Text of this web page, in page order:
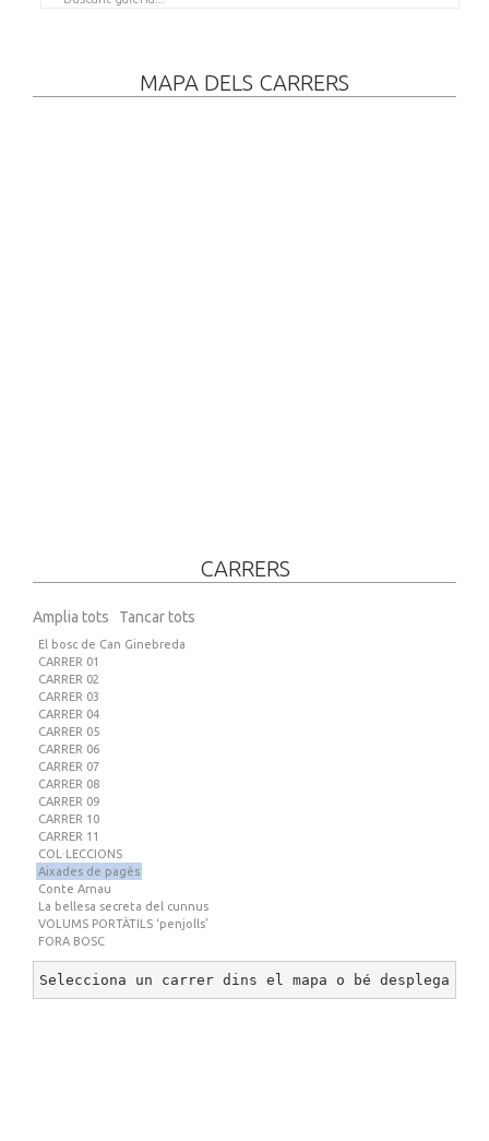
MAPA DELS CARRERS
CARRERS
Amplia tots Tancar tots
El bosc de Can Ginebreda
CARRER 01
CARRER 02
CARRER 03
CARRER 04
CARRER 05
CARRER 06
CARRER 07
CARRER 08
CARRER 09
CARRER 10
CARRER 11
COL·LECCIONS
Aixades de pagès
Conte Arnau
La bellesa secreta del cunnus
VOLUMS PORTÀTILS ‘penjolls’
FORA BOSC
Selecciona un carrer dins el mapa o bé desplega